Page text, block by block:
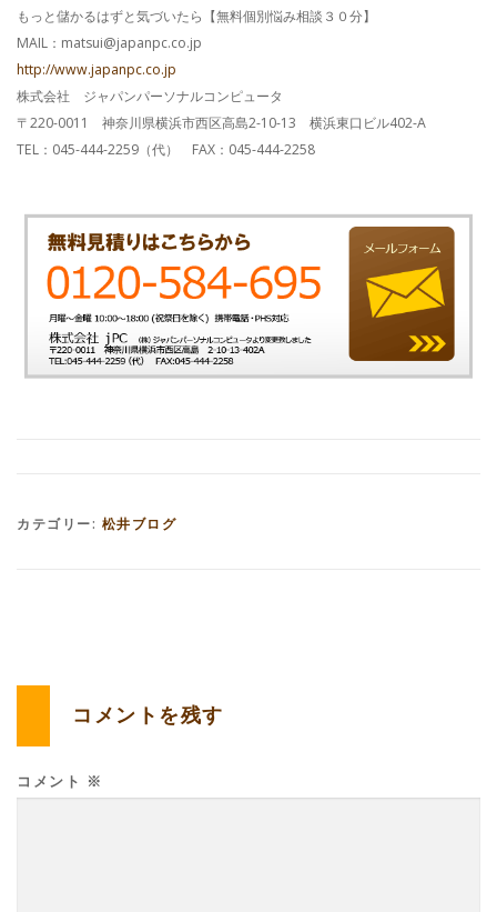
もっと儲かるはずと気づいたら【無料個別悩み相談３０分】
MAIL：matsui@japanpc.co.jp
http://www.japanpc.co.jp
株式会社 ジャパンパーソナルコンピュータ
〒220-0011 神奈川県横浜市西区高島2-10-13 横浜東口ビル402-A
TEL：045-444-2259（代） FAX：045-444-2258
カテゴリー: 松井ブログ
コメントを残す
コメント ※